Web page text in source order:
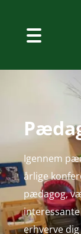
Igennem
årlige
pædagog,
erhverve